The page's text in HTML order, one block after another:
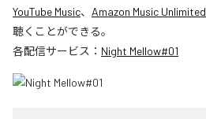
YouTube Music、 Amazon Music Unlimited
聴くことができる。
各配信サービス： Night Mellow#01